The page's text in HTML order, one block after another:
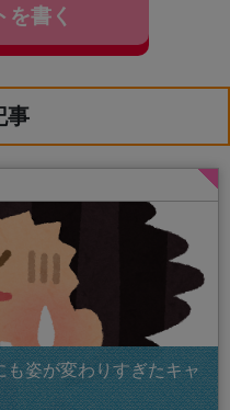
を書く
事
も姿が変わりすぎたキャ